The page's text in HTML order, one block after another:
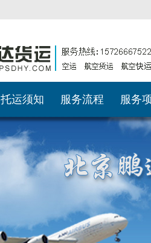
托运须知 服务流程 服务